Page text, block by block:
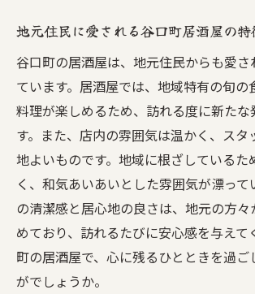
地元住民に愛される谷口町居酒屋の特
谷口町の居酒屋は、地元住民からも愛さ
ています。居酒屋では、地域特有の旬の
料理が楽しめるため、訪れる度に新たな
す。また、店内の雰囲気は温かく、スタ
地よいものです。地域に根ざしているた
く、和気あいあいとした雰囲気が漂って
の清潔感と居心地の良さは、地元の方
めており、訪れるたびに安心感を与えて
町の居酒屋で、心に残るひとときを過
がでしょうか。